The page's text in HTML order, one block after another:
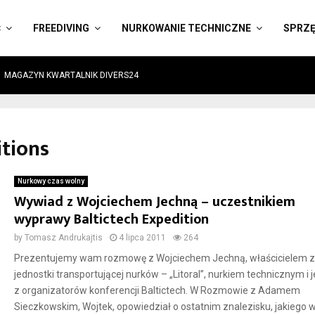
FREEDIVING NURKOWANIE TECHNICZNE
MAGAZYN KWARTALNIK DIVERS24
Nurkowy czas wolny
Wywiad z Wojciechem Jechną – uczestnikiem
wyprawy Baltictech Expedition
by Tomasz Andrukajtis 4 lipca 2011 264
Prezentujemy wam rozmowę z Wojciechem Jechną, właścicielem
jednostki transportującej nurków – „Litoral”, nurkiem technicznym i
z organizatorów konferencji Baltictech. W Rozmowie z Adamem
Sieczkowskim, Wojtek, opowiedział o ostatnim znalezisku, jakiego